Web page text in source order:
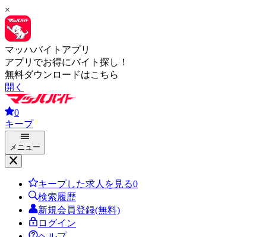
×
マッハバイトアプリ
アプリでお得にバイト探し！
無料ダウンロードはこちら
開く
0
キープ
メニュー
キープした求人を見る0
検索履歴
新規会員登録(無料)
ログイン